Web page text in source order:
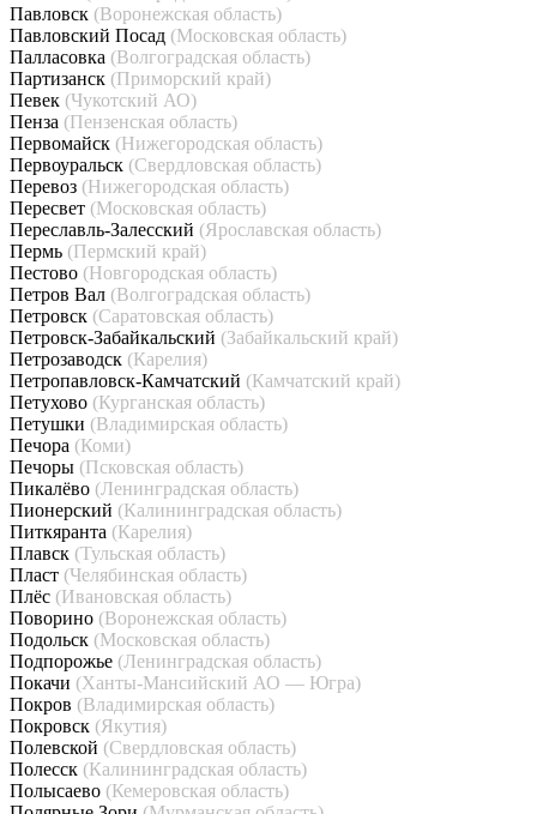
Павловск (Воронежская область)
Павловский Посад (Московская область)
Палласовка (Волгоградская область)
Партизанск (Приморский край)
Певек (Чукотский АО)
Пенза (Пензенская область)
Первомайск (Нижегородская область)
Первоуральск (Свердловская область)
Перевоз (Нижегородская область)
Пересвет (Московская область)
Переславль-Залесский (Ярославская область)
Пермь (Пермский край)
Пестово (Новгородская область)
Петров Вал (Волгоградская область)
Петровск (Саратовская область)
Петровск-Забайкальский (Забайкальский край)
Петрозаводск (Карелия)
Петропавловск-Камчатский (Камчатский край)
Петухово (Курганская область)
Петушки (Владимирская область)
Печора (Коми)
Печоры (Псковская область)
Пикалёво (Ленинградская область)
Пионерский (Калининградская область)
Питкяранта (Карелия)
Плавск (Тульская область)
Пласт (Челябинская область)
Плёс (Ивановская область)
Поворино (Воронежская область)
Подольск (Московская область)
Подпорожье (Ленинградская область)
Покачи (Ханты-Мансийский АО — Югра)
Покров (Владимирская область)
Покровск (Якутия)
Полевской (Свердловская область)
Полесск (Калининградская область)
Полысаево (Кемеровская область)